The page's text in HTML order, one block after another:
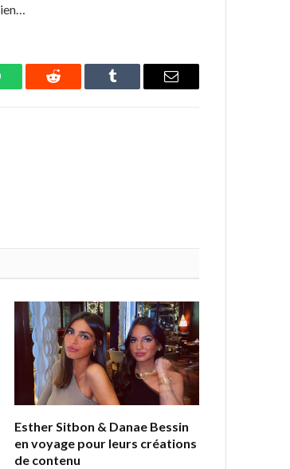
Reddit Tumblr Email
Esther Sitbon & Danae Bessin
en voyage pour leurs créations
de contenu